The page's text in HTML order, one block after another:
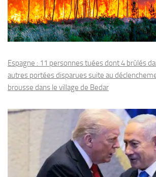
Espagne : 11 personnes tuées dont 4 brûlés
autres portées disparues suite au
brousse dans le village de Bedar